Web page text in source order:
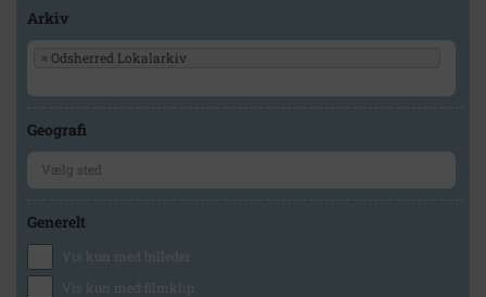
Arkiv
× Odsherred Lokalarkiv
Geografi
Generelt
Vis kun med billeder
Vis kun med filmklip